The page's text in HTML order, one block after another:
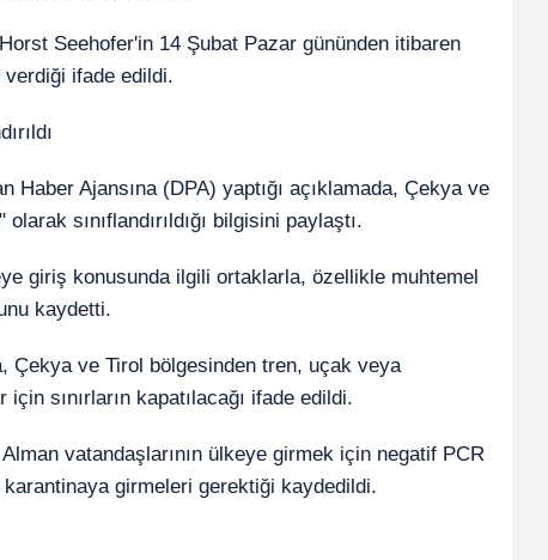
Seehofer'in 14 Şubat Pazar gününden itibaren
verdiği ifade edildi.
Haber Ajansına (DPA) yaptığı açıklamada, Çekya ve
sınıflandırıldığı bilgisini paylaştı.
giriş konusunda ilgili ortaklarla, özellikle muhtemel
kaydetti.
Çekya ve Tirol bölgesinden tren, uçak veya
sınırların kapatılacağı ifade edildi.
vatandaşlarının ülkeye girmek için negatif PCR
girmeleri gerektiği kaydedildi.